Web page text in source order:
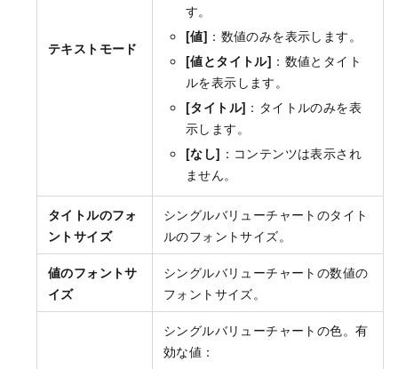
テキストモード
す。
[値] ：数値のみを表示します。
[値とタイトル] ：数値とタイト
ルを表示します。
[タイトル] ：タイトルのみを表
示します。
[なし] ：コンテンツは表示され
ません。
タイトルのフォ
ントサイズ
シングルバリューチャートのタイト
ルのフォントサイズ。
値のフォントサ
イズ
シングルバリューチャートの数値の
フォントサイズ。
シングルバリューチャートの色。有
効な値：